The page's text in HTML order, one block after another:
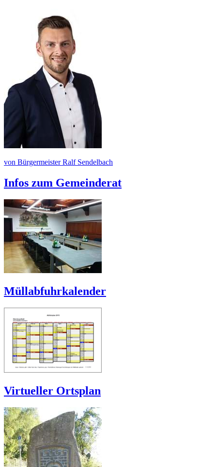
von Bürgermeister Ralf Sendelbach
Infos zum Gemeinderat
Müllabfuhrkalender
Virtueller Ortsplan